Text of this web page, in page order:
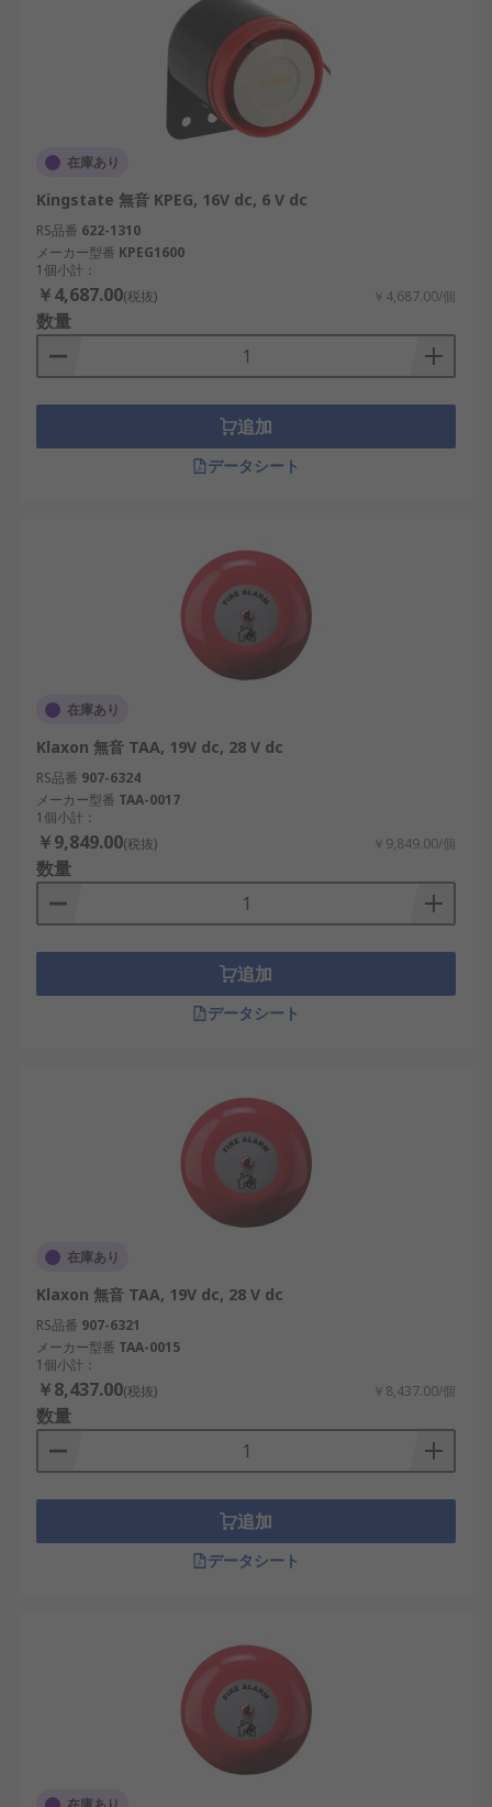
在庫あり
Kingstate 無音 KPEG, 16V dc, 6 V dc
RS品番 622-1310
メーカー型番 KPEG1600
1個小計：
￥4,687.00(税抜) ￥4,687.00/個
数量
追加
データシート
在庫あり
Klaxon 無音 TAA, 19V dc, 28 V dc
RS品番 907-6324
メーカー型番 TAA-0017
1個小計：
￥9,849.00(税抜) ￥9,849.00/個
数量
追加
データシート
在庫あり
Klaxon 無音 TAA, 19V dc, 28 V dc
RS品番 907-6321
メーカー型番 TAA-0015
1個小計：
￥8,437.00(税抜) ￥8,437.00/個
数量
追加
データシート